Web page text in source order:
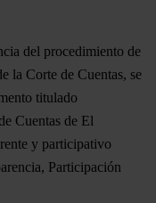
del procedimiento de
la Corte de Cuentas, se
titulado
Cuentas de El
y participativo
Participación